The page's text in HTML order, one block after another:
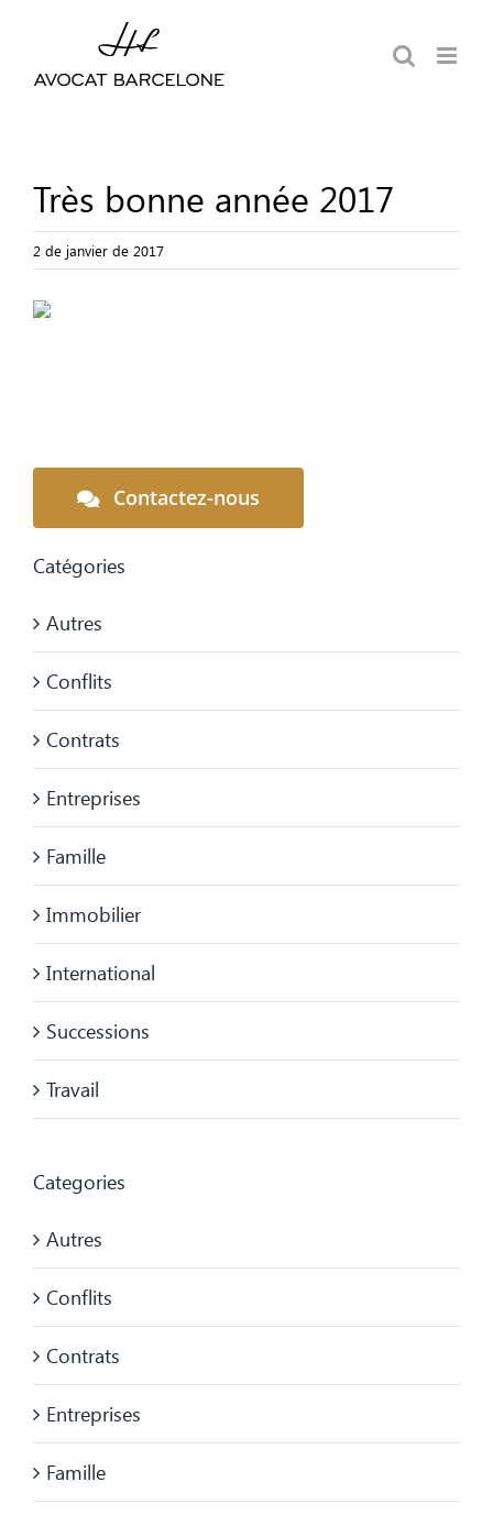
contenu
Très bonne année 2017
2 de janvier de 2017
Contactez-nous
Catégories
Autres
Conflits
Contrats
Entreprises
Famille
Immobilier
International
Successions
Travail
Categories
Autres
Conflits
Contrats
Entreprises
Famille